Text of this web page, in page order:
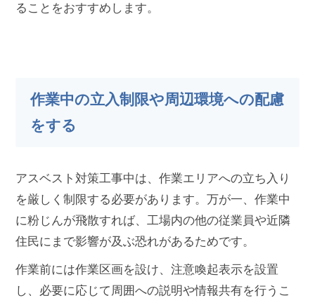
ることをおすすめします。
作業中の立入制限や周辺環境への配慮
をする
アスベスト対策工事中は、作業エリアへの立ち入り
を厳しく制限する必要があります。万が一、作業中
に粉じんが飛散すれば、工場内の他の従業員や近隣
住民にまで影響が及ぶ恐れがあるためです。
作業前には作業区画を設け、注意喚起表示を設置
し、必要に応じて周囲への説明や情報共有を行うこ